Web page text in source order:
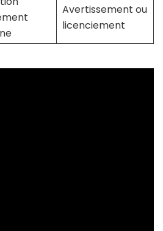
Avertissement ou
licenciement